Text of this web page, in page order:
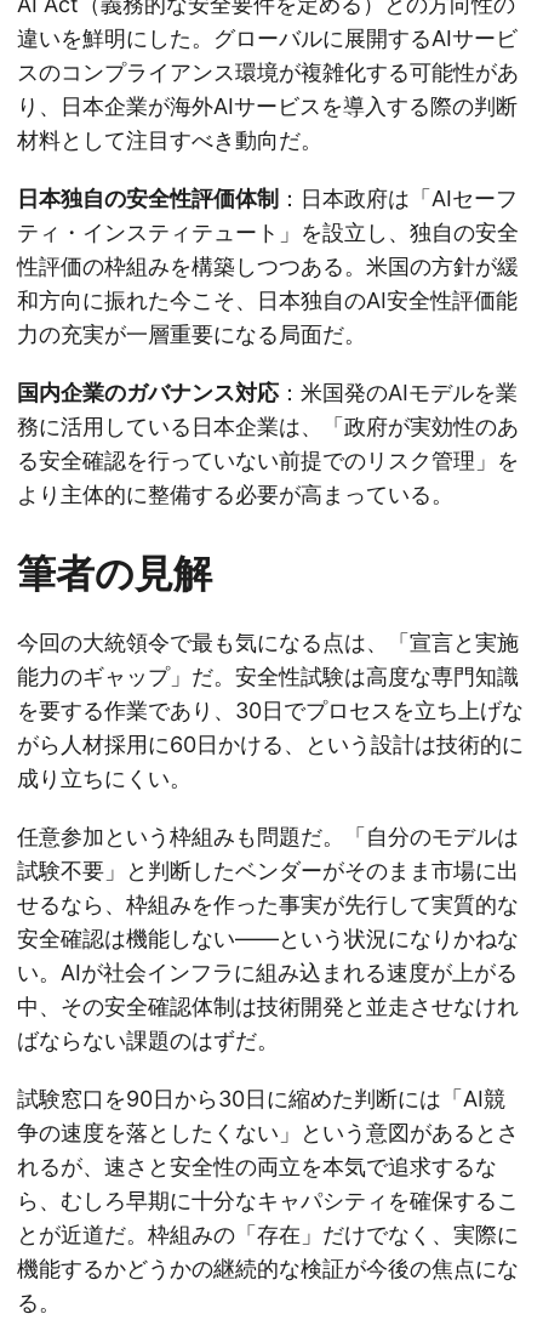
違いを鮮明にした。グローバルに展開するAIサービ
スのコンプライアンス環境が複雑化する可能性があ
り、日本企業が海外AIサービスを導入する際の判断
材料として注目すべき動向だ。
日本独自の安全性評価体制 ：日本政府は「AIセーフ
ティ・インスティテュート」を設立し、独自の安全
性評価の枠組みを構築しつつある。米国の方針が緩
和方向に振れた今こそ、日本独自のAI安全性評価能
力の充実が一層重要になる局面だ。
国内企業のガバナンス対応：米国発のAIモデルを業
務に活用している日本企業は、「政府が実効性のあ
る安全確認を行っていない前提でのリスク管理」を
より主体的に整備する必要が高まっている。
筆者の見解
今回の大統領令で最も気になる点は、「宣言と実施
能力のギャップ」だ。安全性試験は高度な専門知識
を要する作業であり、30日でプロセスを立ち上げな
がら人材採用に60日かける、という設計は技術的に
成り立ちにくい。
任意参加という枠組みも問題だ。「自分のモデルは
試験不要」と判断したベンダーがそのまま市場に出
せるなら、枠組みを作った事実が先行して実質的な
安全確認は機能しない——という状況になりかねな
い。AIが社会インフラに組み込まれる速度が上がる
中、その安全確認体制は技術開発と並走させなけれ
ばならない課題のはずだ。
試験窓口を90日から30日に縮めた判断には「AI競
争の速度を落としたくない」という意図があるとさ
れるが、速さと安全性の両立を本気で追求するな
ら、むしろ早期に十分なキャパシティを確保するこ
とが近道だ。枠組みの「存在」だけでなく、実際に
機能するかどうかの継続的な検証が今後の焦点にな
る。